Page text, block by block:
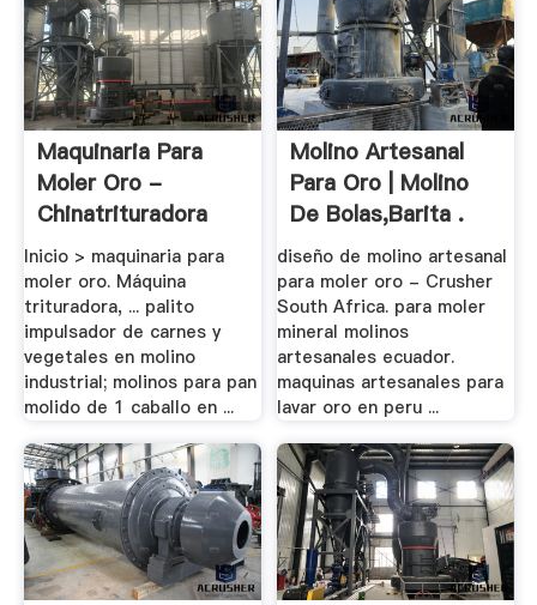
Maquinaria Para
Moler Oro -
Chinatrituradora
Inicio > maquinaria para
moler oro. Máquina
trituradora, ... palito
impulsador de carnes y
vegetales en molino
industrial; molinos para pan
molido de 1 caballo en ...
Molino Artesanal
Para Oro | Molino
De Bolas,Barita .
diseño de molino artesanal
para moler oro - Crusher
South Africa. para moler
mineral molinos
artesanales ecuador.
maquinas artesanales para
lavar oro en peru ...